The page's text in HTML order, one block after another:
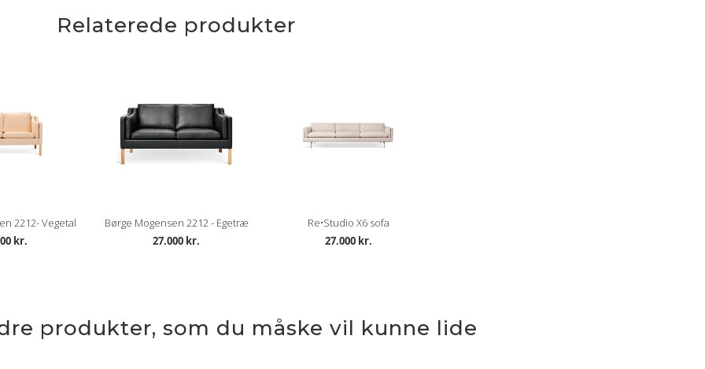
Relaterede produkter
2212- Vegetal
kr.
Børge Mogensen 2212 - Egetræ
27.000 kr.
Re•Studio X6 sofa
27.000 kr.
produkter, som du måske vil kunne lide